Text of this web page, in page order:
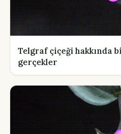
Telgraf çiçeği hakkında
gerçekler